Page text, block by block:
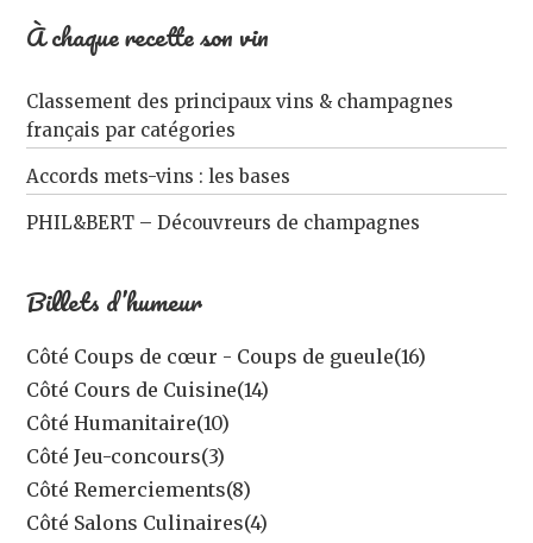
À chaque recette son vin
Classement des principaux vins & champagnes
français par catégories
Accords mets-vins : les bases
PHIL&BERT – Découvreurs de champagnes
Billets d’humeur
Côté Coups de cœur - Coups de gueule(16)
Côté Cours de Cuisine(14)
Côté Humanitaire(10)
Côté Jeu-concours(3)
Côté Remerciements(8)
Côté Salons Culinaires(4)